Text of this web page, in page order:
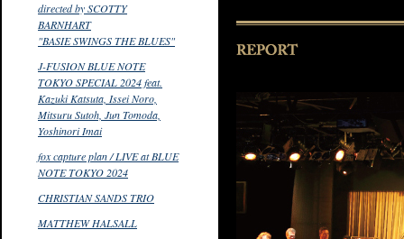
directed by SCOTTY
BARNHART
"BASIE SWINGS THE BLUES"
J-FUSION BLUE NOTE
TOKYO SPECIAL 2024 feat.
Kazuki Katsuta, Issei Noro,
Mitsuru Sutoh, Jun Tomoda,
Yoshinori Imai
fox capture plan / LIVE at BLUE
NOTE TOKYO 2024
CHRISTIAN SANDS TRIO
MATTHEW HALSALL